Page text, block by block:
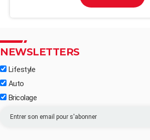
NEWSLETTERS
Lifestyle
Auto
Bricolage